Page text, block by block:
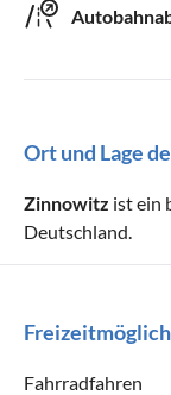
Ort und Lage
Zinnowitz ist ein
Deutschland.
Fahrradfahren